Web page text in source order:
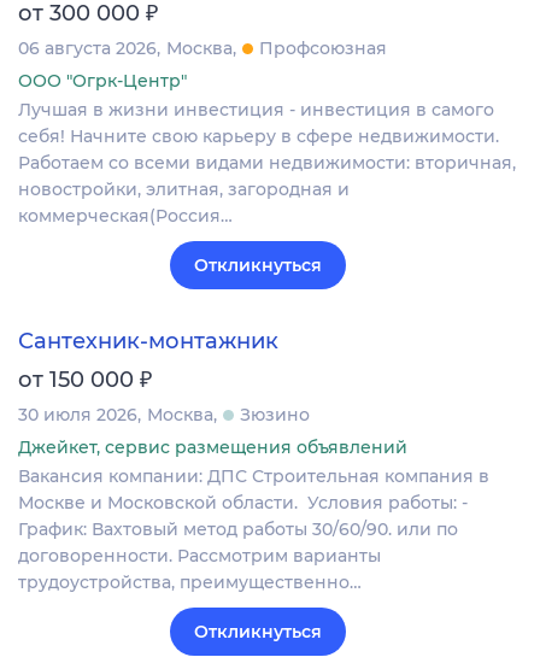
от 300 000 ₽
06 августа 2026 Москва
Профсоюзная
ООО "Огрк-Центр"
Лучшая в жизни инвестиция - инвестиция в самого
себя! Начните свою карьеру в сфере недвижимости.
Работаем со всеми видами недвижимости: вторичная,
новостройки, элитная, загородная и
коммерческая(Россия…
Откликнуться
Сантехник-монтажник
от 150 000 ₽
30 июля 2026 Москва
Зюзино
Джейкет, сервис размещения объявлений
Вакансия компании: ДПС Строительная компания в
Москве и Московской области. Условия работы: -
График: Вахтовый метод работы 30/60/90. или по
договоренности. Рассмотрим варианты
трудоустройства, преимущественно…
Откликнуться